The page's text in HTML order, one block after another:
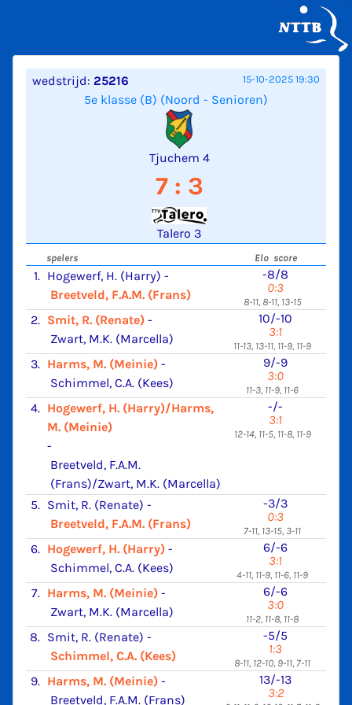
wedstrijd: 25216 15-10-2025 19:30
5e klasse (B) (Noord - Senioren)
Tjuchem 4
7 : 3
Talero 3
spelers Elo score
1. Hogewerf, H. (Harry) -
Breetveld, F.A.M. (Frans)
-8/8
0:3
8-11, 8-11, 13-15
2. Smit, R. (Renate) -
Zwart, M.K. (Marcella)
10/-10
3:1
11-13, 13-11, 11-9, 11-9
3. Harms, M. (Meinie) -
Schimmel, C.A. (Kees)
9/-9
3:0
11-3, 11-9, 11-6
4. Hogewerf, H. (Harry)/Harms,
M. (Meinie)
-
Breetveld, F.A.M.
(Frans)/Zwart, M.K. (Marcella)
-/-
3:1
12-14, 11-5, 11-8, 11-9
5. Smit, R. (Renate) -
Breetveld, F.A.M. (Frans)
-3/3
0:3
7-11, 13-15, 3-11
6. Hogewerf, H. (Harry) -
Schimmel, C.A. (Kees)
6/-6
3:1
4-11, 11-9, 11-6, 11-9
7. Harms, M. (Meinie) -
Zwart, M.K. (Marcella)
6/-6
3:0
11-2, 11-8, 11-8
8. Smit, R. (Renate) -
Schimmel, C.A. (Kees)
-5/5
1:3
8-11, 12-10, 9-11, 7-11
9. Harms, M. (Meinie) -
Breetveld, F.A.M. (Frans)
13/-13
3:2